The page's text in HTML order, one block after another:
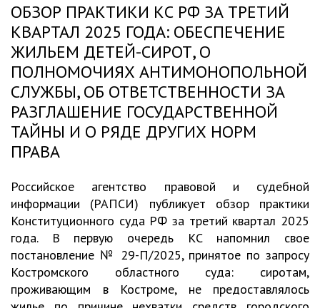
ОБЗОР ПРАКТИКИ КС РФ ЗА ТРЕТИЙ
КВАРТАЛ 2025 ГОДА: ОБЕСПЕЧЕНИЕ
ЖИЛЬЕМ ДЕТЕЙ-СИРОТ, О
ПОЛНОМОЧИЯХ АНТИМОНОПОЛЬНОЙ
СЛУЖБЫ, ОБ ОТВЕТСТВЕННОСТИ ЗА
РАЗГЛАШЕНИЕ ГОСУДАРСТВЕННОЙ
ТАЙНЫ И О РЯДЕ ДРУГИХ НОРМ
ПРАВА
Российское агентство правовой и судебной
информации (РАПСИ) публикует обзор практики
Конституционного суда РФ за третий квартал 2025
года. В первую очередь КС напомнил свое
постановление № 29-П/2025, принятое по запросу
Костромского областного суда: сиротам,
проживающим в Костроме, не предоставлялось